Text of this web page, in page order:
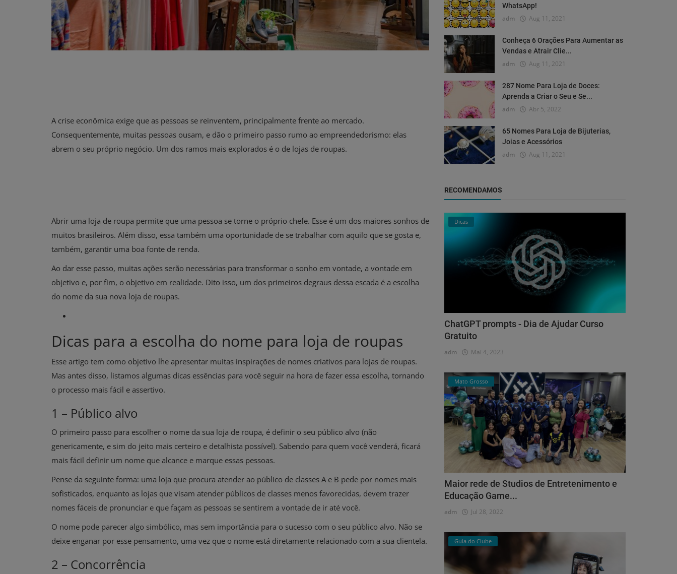
A crise econômica exige que as pessoas se reinventem, principalmente frente ao mercado.
Consequentemente, muitas pessoas ousam, e dão o primeiro passo rumo ao empreendedorismo: elas
abrem o seu próprio negócio. Um dos ramos mais explorados é o de lojas de roupas.
Abrir uma loja de roupa permite que uma pessoa se torne o próprio chefe. Esse é um dos maiores sonhos de
muitos brasileiros. Além disso, essa também uma oportunidade de se trabalhar com aquilo que se gosta e,
também, garantir uma boa fonte de renda.
Ao dar esse passo, muitas ações serão necessárias para transformar o sonho em vontade, a vontade em
objetivo e, por fim, o objetivo em realidade. Dito isso, um dos primeiros degraus dessa escada é a escolha
do nome da sua nova loja de roupas.
Dicas para a escolha do nome para loja de roupas
Esse artigo tem como objetivo lhe apresentar muitas inspirações de nomes criativos para lojas de roupas.
Mas antes disso, listamos algumas dicas essências para você seguir na hora de fazer essa escolha, tornando
o processo mais fácil e assertivo.
1 – Público alvo
O primeiro passo para escolher o nome da sua loja de roupa, é definir o seu público alvo (não
genericamente, e sim do jeito mais certeiro e detalhista possível). Sabendo para quem você venderá, ficará
mais fácil definir um nome que alcance e marque essas pessoas.
Pense da seguinte forma: uma loja que procura atender ao público de classes A e B pede por nomes mais
sofisticados, enquanto as lojas que visam atender públicos de classes menos favorecidas, devem trazer
nomes fáceis de pronunciar e que façam as pessoas se sentirem a vontade de ir até você.
O nome pode parecer algo simbólico, mas sem importância para o sucesso com o seu público alvo. Não se
deixe enganar por esse pensamento, uma vez que o nome está diretamente relacionado com a sua clientela.
2 – Concorrência
WhatsApp!
adm Aug 11, 2021
Conheça 6 Orações Para Aumentar as
Vendas e Atrair Clie...
adm Aug 11, 2021
287 Nome Para Loja de Doces:
Aprenda a Criar o Seu e Se...
adm Abr 5, 2022
65 Nomes Para Loja de Bijuterias,
Joias e Acessórios
adm Aug 11, 2021
RECOMENDAMOS
Dicas
ChatGPT prompts - Dia de Ajudar Curso
Gratuito
adm Mai 4, 2023
Mato Grosso
Maior rede de Studios de Entretenimento e
Educação Game...
adm Jul 28, 2022
Guia do Clube